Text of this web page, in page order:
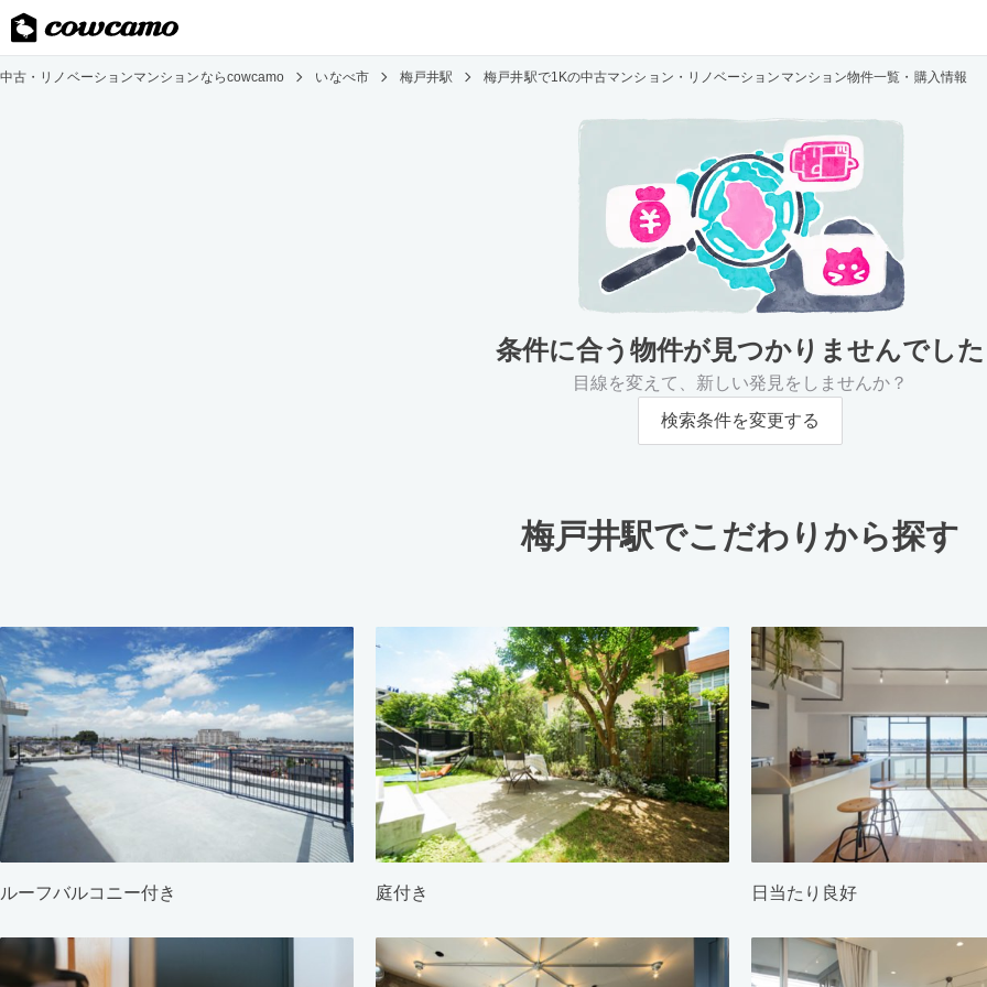
中古・リノベーションマンションならcowcamo いなべ市 梅戸井駅 梅戸井駅で1Kの中古マンション・リノベーションマンション物件一覧・購入情報
条件に合う物件が見つかりませんでした
目線を変えて、新しい発見をしませんか？
検索条件を変更する
梅戸井駅でこだわりから探す
ルーフバルコニー付き 庭付き 日当たり良好